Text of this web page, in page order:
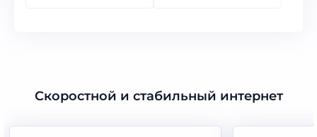
Скоростной и стабильный интернет